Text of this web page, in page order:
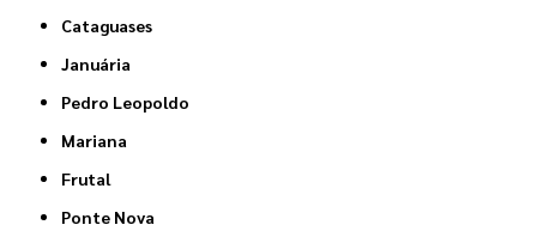
Cataguases
Januária
Pedro Leopoldo
Mariana
Frutal
Ponte Nova